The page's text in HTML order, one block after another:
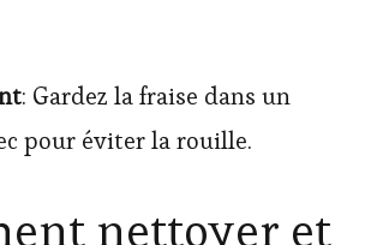
: Gardez la fraise dans un
pour éviter la rouille.
nettoyer et